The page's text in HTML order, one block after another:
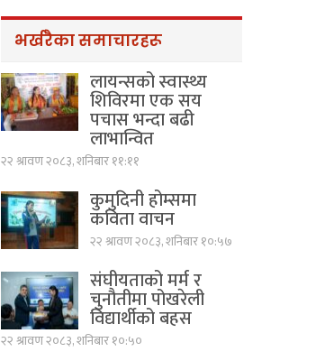
भर्खरैका समाचारहरू
लायन्सको स्वास्थ्य
शिविरमा एक सय
पचास भन्दा बढी
लाभान्वित
२२ श्रावण २०८३, शनिबार ११:११
कुमुदिनी होम्समा
कविता वाचन
२२ श्रावण २०८३, शनिबार १०:५७
संघीयताको मर्म र
चुनौतीमा पोखरेली
विद्यार्थीको बहस
२२ श्रावण २०८३, शनिबार १०:५०